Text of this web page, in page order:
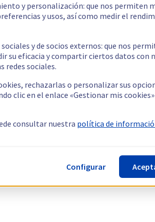
y personalización: que nos permiten
y usos, así como medir el
y de socios externos: que nos
su eficacia y compartir ciertos datos con
redes sociales.
rechazarlas o personalizar sus
clic en el enlace «Gestionar mis
consultar nuestra política de
Configurar